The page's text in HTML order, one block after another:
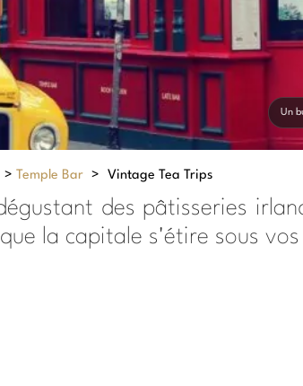
Un
> Temple Bar > Vintage Tea Trips
des pâtisseries
la capitale s'étire sous